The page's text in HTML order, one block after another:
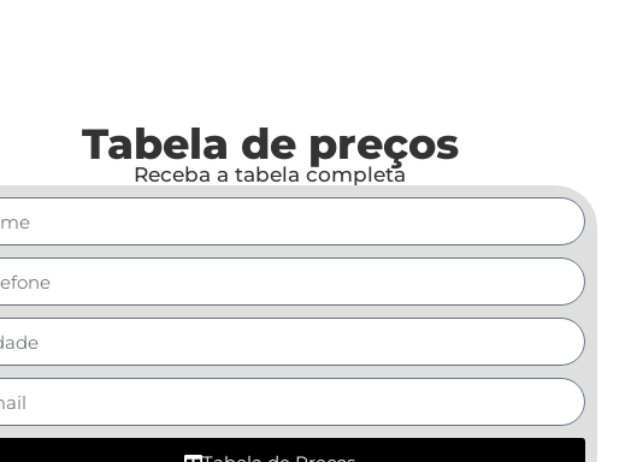
Tabela de preços
Receba a tabela completa